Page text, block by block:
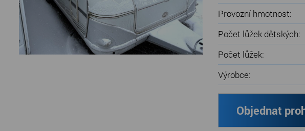
Provozní hmotnost:
Počet lůžek dětských:
Počet lůžek:
Výrobce:
Objednat